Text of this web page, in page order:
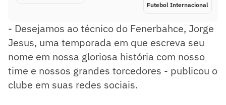
Futebol Internacional
- Desejamos ao técnico do Fenerbahce, Jorge
Jesus, uma temporada em que escreva seu
nome em nossa gloriosa história com nosso
time e nossos grandes torcedores - publicou o
clube em suas redes sociais.